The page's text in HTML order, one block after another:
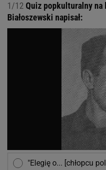
1/12 Quiz popkulturalny
Białoszewski napisał:
"Elegię o... [chłopcu